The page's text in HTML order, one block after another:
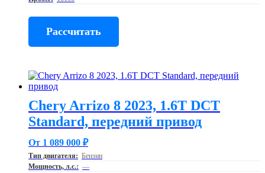
Рассчитать
Chery Arrizo 8 2023, 1.6T DCT
Standard, передний привод
От 1 089 000 ₽
Тип двигателя: Бензин
Мощность, л.с.: —